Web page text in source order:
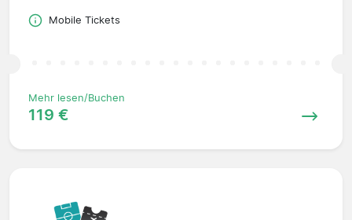
Mobile Tickets
Mehr lesen/Buchen
119 €